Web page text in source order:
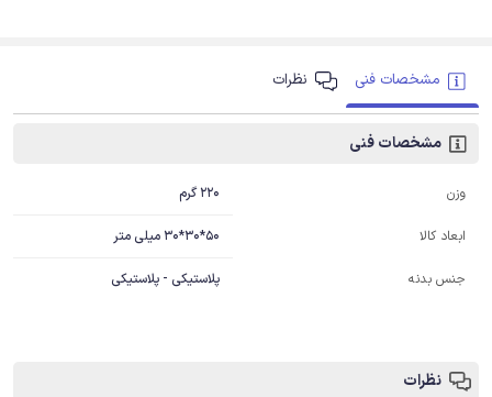
مشخصات فنی نظرات
مشخصات فنی
وزن 220 گرم
ابعاد کالا 50*30*30 میلی متر
جنس بدنه پلاستیکی - پلاستیکی
نظرات